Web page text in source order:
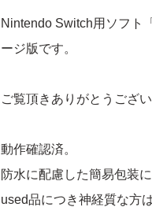
Nintendo Switch用ソフト
ージ版です。
ご覧頂きありがとうござい
動作確認済。
防水に配慮した簡易包装
used品につき神経質な方